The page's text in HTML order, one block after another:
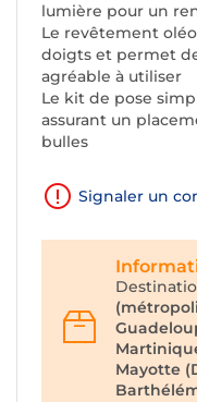
lumière pour un
Le revêtement
doigts et permet
agréable à utiliser
Le kit de pose
assurant un
bulles
Signaler un
Mayotte